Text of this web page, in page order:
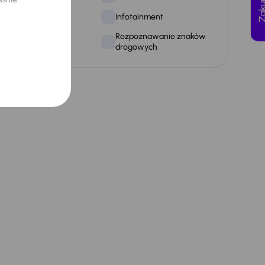
Infotainment
Rozpoznawanie znaków
drogowych